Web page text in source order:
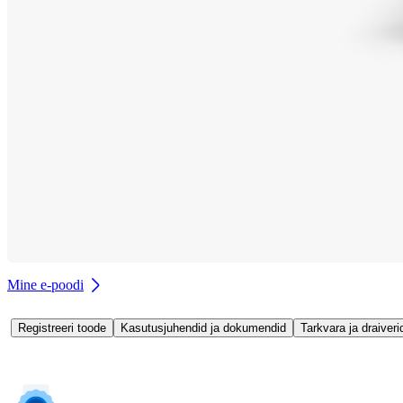
Mine e-poodi
Registreeri toode Kasutusjuhendid ja dokumendid Tarkvara ja